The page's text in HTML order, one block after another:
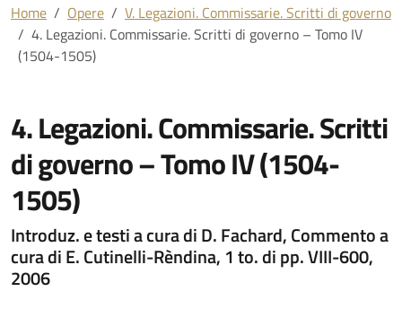
Home Opere
V. Legazioni. Commissarie. Scritti di governo
4. Legazioni. Commissarie. Scritti di governo – Tomo IV
(1504-1505)
4. Legazioni. Commissarie. Scritti
di governo – Tomo IV (1504-
1505)
Introduz. e testi a cura di D. Fachard, Commento a
cura di E. Cutinelli-Rèndina, 1 to. di pp. VIII-600,
2006